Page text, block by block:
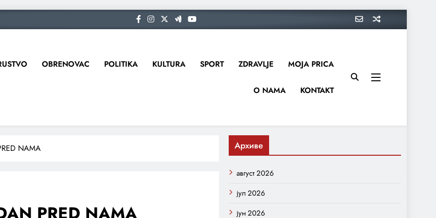
OBRENOVAC POLITIKA KULTURA SPORT ZDRAVLJE MOJA PRICA
O NAMA KONTAKT
NAMA Архиве
август 2026
јул 2026
јун 2026